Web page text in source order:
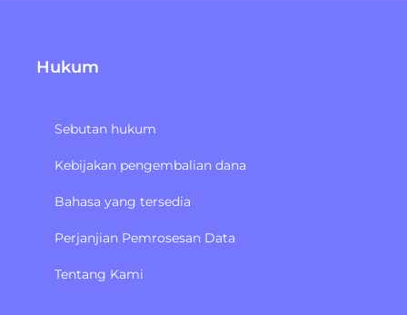
Hukum
Sebutan hukum
Kebijakan pengembalian dana
Bahasa yang tersedia
Perjanjian Pemrosesan Data
Tentang Kami